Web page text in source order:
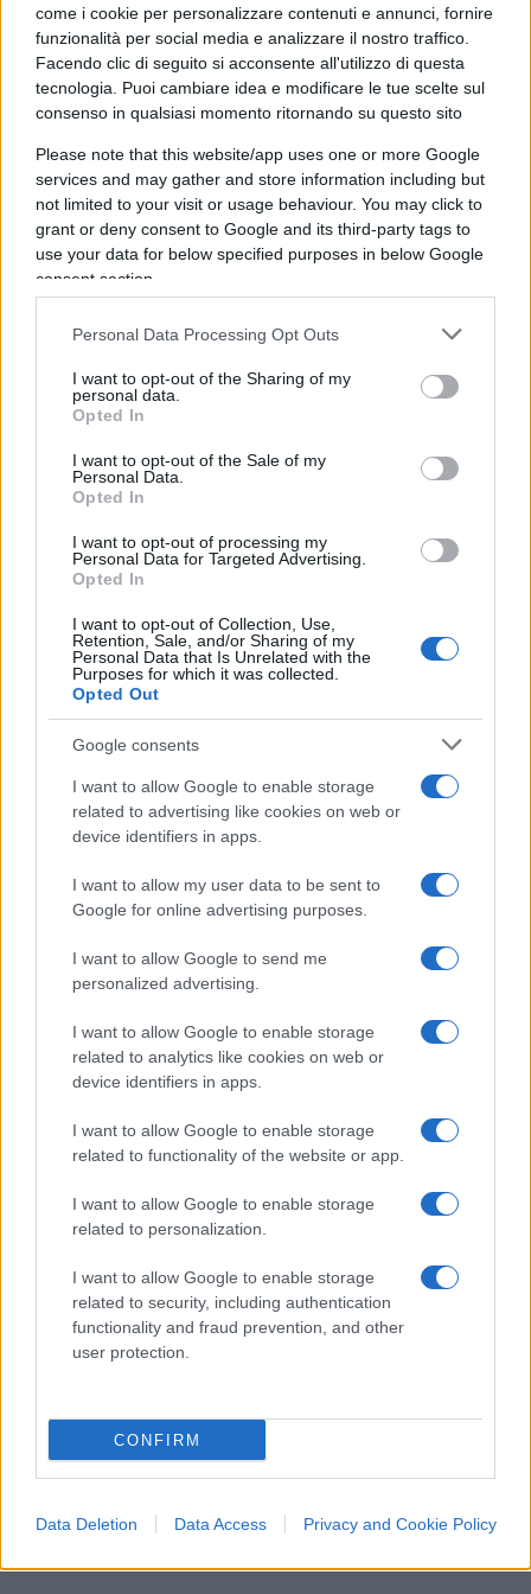
come i cookie per personalizzare contenuti e annunci, fornire
funzionalità per social media e analizzare il nostro traffico.
Facendo clic di seguito si acconsente all'utilizzo di questa
tecnologia. Puoi cambiare idea e modificare le tue scelte sul
consenso in qualsiasi momento ritornando su questo sito
Please note that this website/app uses one or more Google
services and may gather and store information including but
not limited to your visit or usage behaviour. You may click to
grant or deny consent to Google and its third-party tags to
use your data for below specified purposes in below Google
consent section.
Personal Data Processing Opt Outs
I want to opt-out of the Sharing of my
personal data.
Opted In
I want to opt-out of the Sale of my
Personal Data.
Opted In
I want to opt-out of processing my
Personal Data for Targeted Advertising.
Opted In
I want to opt-out of Collection, Use,
Retention, Sale, and/or Sharing of my
Personal Data that Is Unrelated with the
Purposes for which it was collected.
Opted Out
Google consents
I want to allow Google to enable storage
related to advertising like cookies on web or
device identifiers in apps.
I want to allow my user data to be sent to
Google for online advertising purposes.
I want to allow Google to send me
personalized advertising.
I want to allow Google to enable storage
related to analytics like cookies on web or
device identifiers in apps.
I want to allow Google to enable storage
related to functionality of the website or app.
I want to allow Google to enable storage
related to personalization.
I want to allow Google to enable storage
related to security, including authentication
functionality and fraud prevention, and other
user protection.
CONFIRM
Data Deletion Data Access Privacy and Cookie Policy
poi Trump – viene demonizzato senza appello,
senza contraddittorio e, soprattutto, senza
argomenti solidi.
Leggi anche:
La furia di Cruciani su Saviano: “Siete i primi
della lista”
rende protagonista di uscite simili. Lo scorso 21
gennaio, sulla scia del caso del presunto saluto
romano di Mister Tesla, attaccò frontalmente: “La
fine di tutto questo sarà violenta, la sua caduta
richiama con questo gesto. Cadrà Musk per mano
di coloro che ora aizza alimentati dalla stessa
violenza che pratica. Prima di cadere però quanto
orrore ancora? Quanto durerà l’agonia della
democrazia?”. E ancora, in una furia sempre
crescente: “La fine sua e dei suoi scherani italiani
è prevedibile, mentre il percorso dei prossimi
anni quello invece è in larga parte imprevedibile:
lascia intravedere mostruosità politiche che
credevamo di aver sepolto per sempre.
maledetto Musk
”. Insomma, Saviano non si
smentisce mai.